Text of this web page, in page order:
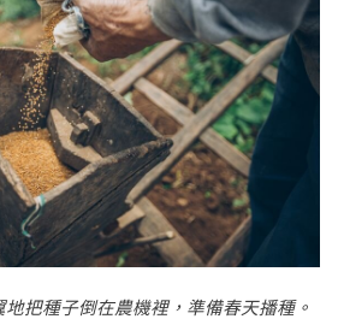
把種子倒在農機裡，準備春天播種。